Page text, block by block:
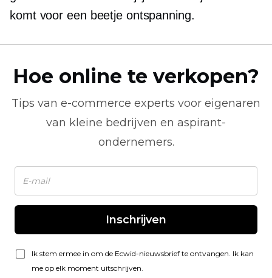
komt voor een beetje ontspanning.
Hoe online te verkopen?
Tips van e-commerce experts voor eigenaren
van kleine bedrijven en aspirant-
ondernemers.
Inschrijven
Ik stem ermee in om de Ecwid-nieuwsbrief te ontvangen. Ik kan
me op elk moment uitschrijven.